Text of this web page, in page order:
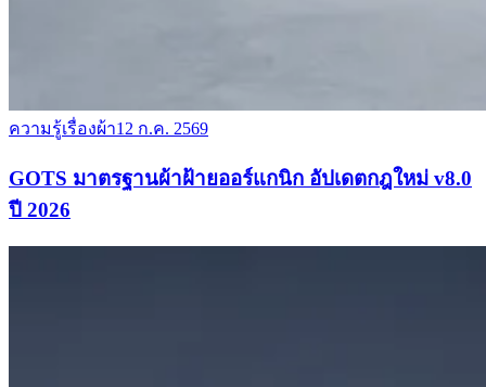
ความรู้เรื่องผ้า12 ก.ค. 2569
GOTS มาตรฐานผ้าฝ้ายออร์แกนิก อัปเดตกฎใหม่ v8.0
ปี 2026